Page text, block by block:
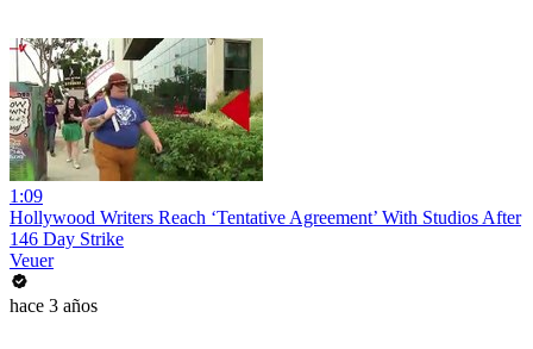
1:09
Hollywood Writers Reach ‘Tentative Agreement’ With Studios After
146 Day Strike
Veuer
hace 3 años